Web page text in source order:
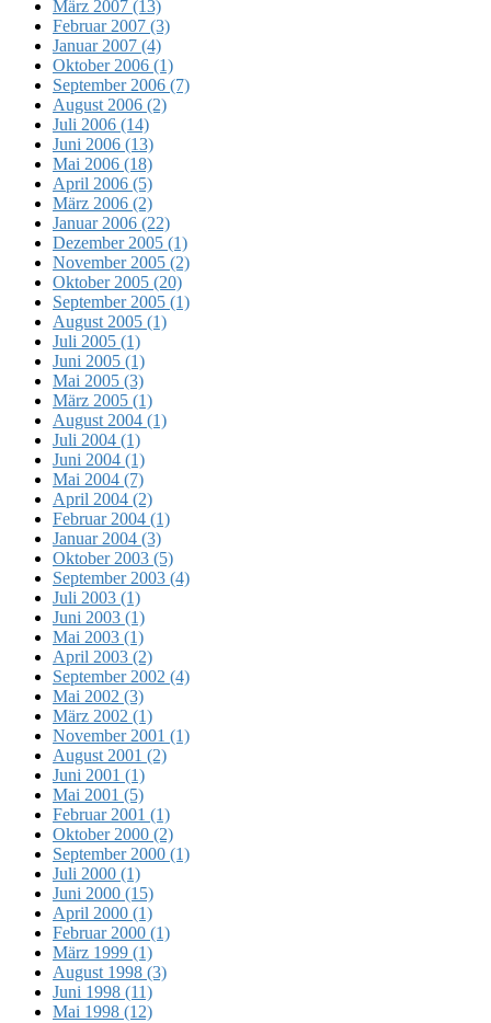
März 2007 (13)
Februar 2007 (3)
Januar 2007 (4)
Oktober 2006 (1)
September 2006 (7)
August 2006 (2)
Juli 2006 (14)
Juni 2006 (13)
Mai 2006 (18)
April 2006 (5)
März 2006 (2)
Januar 2006 (22)
Dezember 2005 (1)
November 2005 (2)
Oktober 2005 (20)
September 2005 (1)
August 2005 (1)
Juli 2005 (1)
Juni 2005 (1)
Mai 2005 (3)
März 2005 (1)
August 2004 (1)
Juli 2004 (1)
Juni 2004 (1)
Mai 2004 (7)
April 2004 (2)
Februar 2004 (1)
Januar 2004 (3)
Oktober 2003 (5)
September 2003 (4)
Juli 2003 (1)
Juni 2003 (1)
Mai 2003 (1)
April 2003 (2)
September 2002 (4)
Mai 2002 (3)
März 2002 (1)
November 2001 (1)
August 2001 (2)
Juni 2001 (1)
Mai 2001 (5)
Februar 2001 (1)
Oktober 2000 (2)
September 2000 (1)
Juli 2000 (1)
Juni 2000 (15)
April 2000 (1)
Februar 2000 (1)
März 1999 (1)
August 1998 (3)
Juni 1998 (11)
Mai 1998 (12)